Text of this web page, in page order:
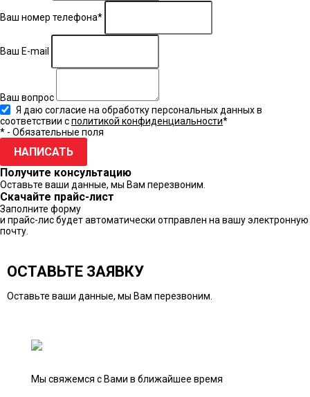
Ваш номер телефона*
Ваш E-mail
Ваш вопрос
Я даю согласие на обработку персональных данных в
соответствии сполитикой конфиденциальности*
* - Обязательные поля
НАПИСАТЬ
Получите консультацию
Оставьте ваши данные, мы Вам перезвоним.
Скачайте прайс-лист
Заполните форму
и прайс-лис будет автоматически отправлен на вашу электронную
почту.
ОСТАВЬТЕ ЗАЯВКУ
Оставьте ваши данные, мы Вам перезвоним.
Мы свяжемся с Вами в ближайшее время